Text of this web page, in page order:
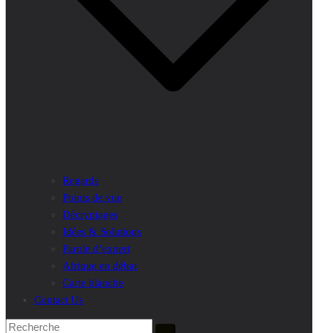
Regards
Points de vue
Décryptages
Idées & Solutions
Parole d’expert
Afrique en débat
Carte blanche
Contact Us